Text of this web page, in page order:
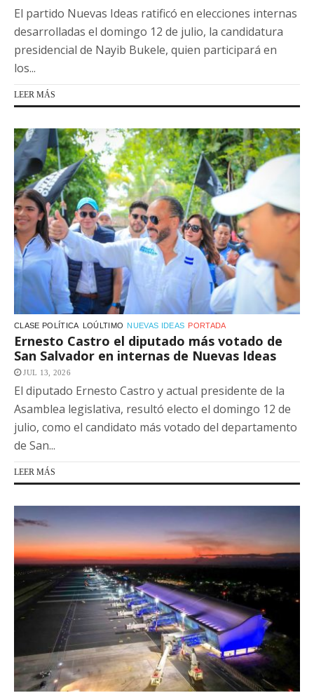
El partido Nuevas Ideas ratificó en elecciones internas
desarrolladas el domingo 12 de julio, la candidatura
presidencial de Nayib Bukele, quien participará en
los...
LEER MÁS
CLASE POLÍTICA LOÚLTIMO NUEVAS IDEAS PORTADA
Ernesto Castro el diputado más votado de
San Salvador en internas de Nuevas Ideas
JUL 13, 2026
El diputado Ernesto Castro y actual presidente de la
Asamblea legislativa, resultó electo el domingo 12 de
julio, como el candidato más votado del departamento
de San...
LEER MÁS